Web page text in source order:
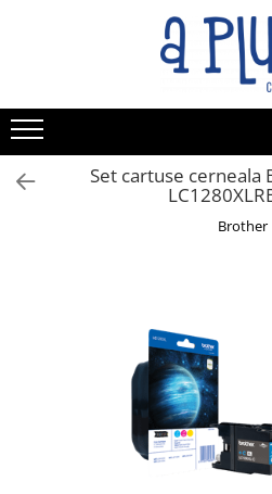
Set cartuse cerneala
Brother